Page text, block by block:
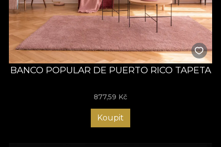
BANCO POPULAR DE PUERTO RICO TAPETA
877,59 Kč
Koupit